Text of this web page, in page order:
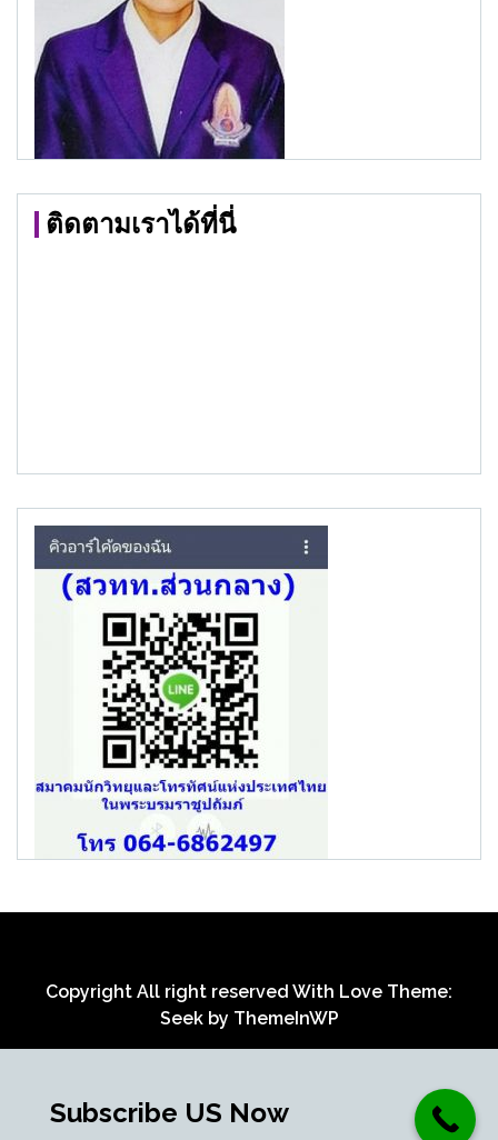
ติดตามเราได้ที่นี่
Copyright All right reserved With Love Theme:
Seek by ThemeInWP
Subscribe US Now